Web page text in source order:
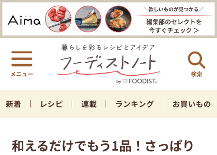
検索
新着 レシピ 連載 ランキング お買いもの
和えるだけでもう1品！さっぱり